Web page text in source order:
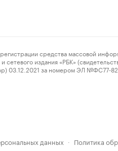
средства массовой
издания «РБК»
03.12.2021 за номером ЭЛ №ФС77-
данных · Политика